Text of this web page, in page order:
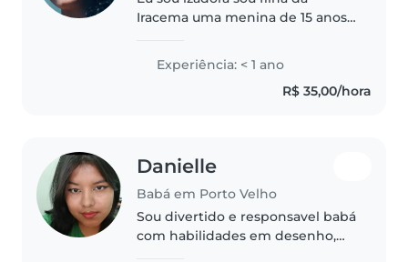
Iracema uma menina de 15 anos
gosto de cuidar de ser babá e
ganhar meu dinheiro eu sei que..
Experiência: < 1 ano
R$ 35,00/hora
Danielle
Babá em Porto Velho
Sou divertido e responsavel babá
com habilidades em desenho,